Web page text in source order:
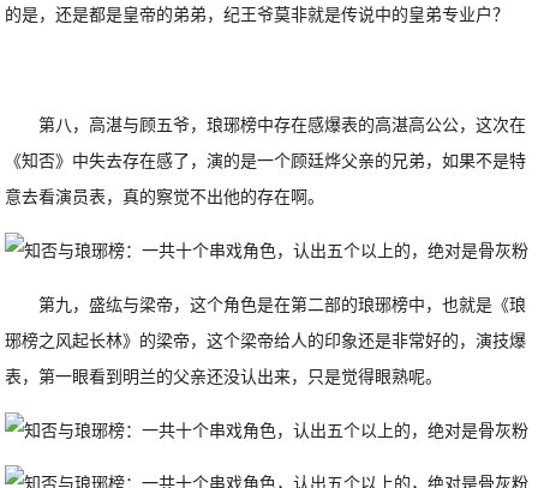
的是，还是都是皇帝的弟弟，纪王爷莫非就是传说中的皇弟专业户？
第八，高湛与顾五爷，琅琊榜中存在感爆表的高湛高公公，这次在
《知否》中失去存在感了，演的是一个顾廷烨父亲的兄弟，如果不是特
意去看演员表，真的察觉不出他的存在啊。
第九，盛纮与梁帝，这个角色是在第二部的琅琊榜中，也就是《琅
琊榜之风起长林》的梁帝，这个梁帝给人的印象还是非常好的，演技爆
表，第一眼看到明兰的父亲还没认出来，只是觉得眼熟呢。